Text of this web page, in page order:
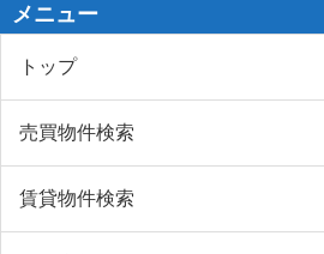
メニュー
トップ
売買物件検索
賃貸物件検索